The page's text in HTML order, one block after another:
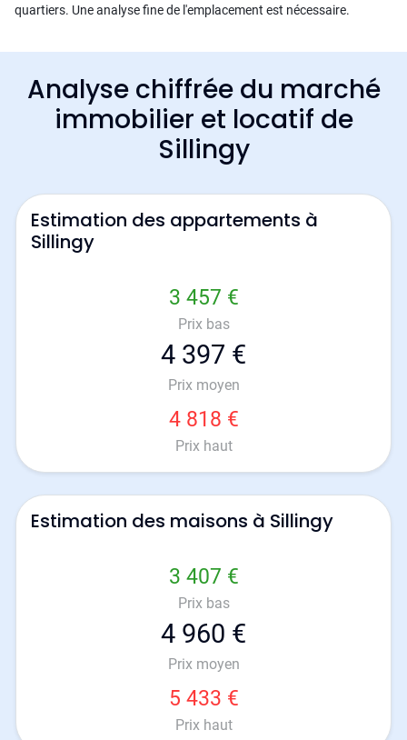
quartiers. Une analyse fine de l'emplacement est nécessaire.
Analyse chiffrée du marché
immobilier et locatif de
Sillingy
Estimation des appartements à
Sillingy
3 457 €
Prix bas
4 397 €
Prix moyen
4 818 €
Prix haut
Estimation des maisons à Sillingy
3 407 €
Prix bas
4 960 €
Prix moyen
5 433 €
Prix haut